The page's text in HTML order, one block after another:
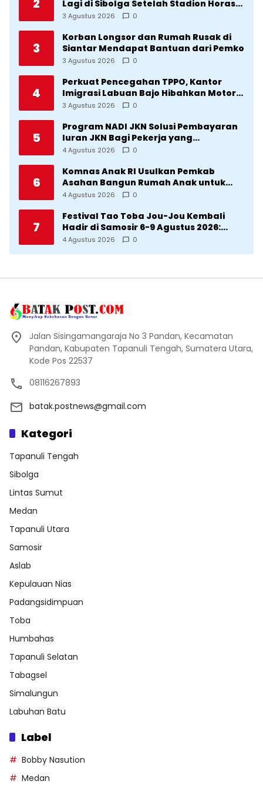
Lagi di Sibolga Setelah Stadion Horas
Direvitalisasi Wali Kota
3 Agustus 2026 0
3
Korban Longsor dan Rumah Rusak di
Siantar Mendapat Bantuan dari Pemko
3 Agustus 2026 0
4
Perkuat Pencegahan TPPO, Kantor
Imigrasi Labuan Bajo Hibahkan Motor
Operasional ke Lima Desa di
3 Agustus 2026 0
5
Program NADI JKN Solusi Pembayaran
Iuran JKN Bagi Pekerja yang
Penghasilannya Tidak Tetap
4 Agustus 2026 0
6
Komnas Anak RI Usulkan Pemkab
Asahan Bangun Rumah Anak untuk
Korban Kekerasan
4 Agustus 2026 0
7
Festival Tao Toba Jou-Jou Kembali
Hadir di Samosir 6-9 Agustus 2026:
Datang Saksikan Kemeriahan dan Raih
4 Agustus 2026 0
Jalan Sisingamangaraja No 3 Pandan, Kecamatan
Pandan, Kabupaten Tapanuli Tengah, Sumatera Utara,
Kode Pos 22537
08116267893
batak.postnews@gmail.com
Kategori
Tapanuli Tengah
Sibolga
Lintas Sumut
Medan
Tapanuli Utara
Samosir
Aslab
Kepulauan Nias
Padangsidimpuan
Toba
Humbahas
Tapanuli Selatan
Tabagsel
Simalungun
Labuhan Batu
Label
Bobby Nasution
Medan